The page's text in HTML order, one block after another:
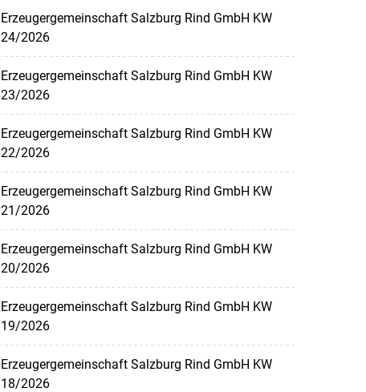
Erzeugergemeinschaft Salzburg Rind GmbH KW
24/2026
Erzeugergemeinschaft Salzburg Rind GmbH KW
23/2026
Erzeugergemeinschaft Salzburg Rind GmbH KW
22/2026
Erzeugergemeinschaft Salzburg Rind GmbH KW
21/2026
Erzeugergemeinschaft Salzburg Rind GmbH KW
20/2026
Erzeugergemeinschaft Salzburg Rind GmbH KW
19/2026
Erzeugergemeinschaft Salzburg Rind GmbH KW
18/2026